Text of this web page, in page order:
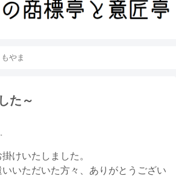
やま
た～
けいたしました。
いただいた方々、ありがとうござい